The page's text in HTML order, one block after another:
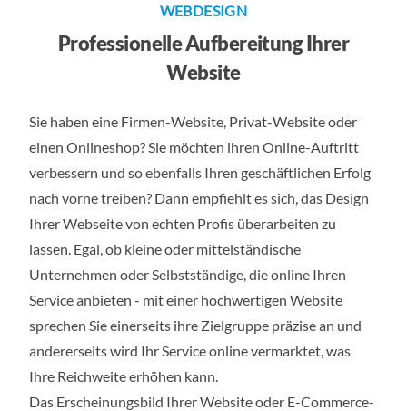
WEBDESIGN
Professionelle Aufbereitung Ihrer
Website
Sie haben eine Firmen-Website, Privat-Website oder
einen Onlineshop? Sie möchten ihren Online-Auftritt
verbessern und so ebenfalls Ihren geschäftlichen Erfolg
nach vorne treiben? Dann empfiehlt es sich, das Design
Ihrer Webseite von echten Profis überarbeiten zu
lassen. Egal, ob kleine oder mittelständische
Unternehmen oder Selbstständige, die online Ihren
Service anbieten - mit einer hochwertigen Website
sprechen Sie einerseits ihre Zielgruppe präzise an und
andererseits wird Ihr Service online vermarktet, was
Ihre Reichweite erhöhen kann.
Das Erscheinungsbild Ihrer Website oder E-Commerce-